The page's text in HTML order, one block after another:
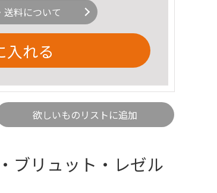
送料について
入れる
欲しいものリストに追加
ブリュット・レゼル